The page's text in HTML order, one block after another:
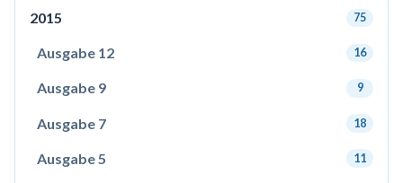
2015 75
Ausgabe 12 16
Ausgabe 9 9
Ausgabe 7 18
Ausgabe 5 11